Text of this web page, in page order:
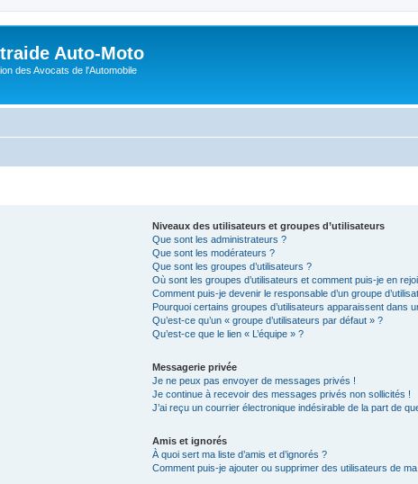
Auto-Moto
des Avocats de l'Automobile
Niveaux des utilisateurs et groupes d’utilisateurs
Que sont les administrateurs ?
Que sont les modérateurs ?
Que sont les groupes d’utilisateurs ?
Où sont les groupes d’utilisateurs et comment puis-je en
Comment puis-je devenir le responsable d’un groupe
Pourquoi certains groupes d’utilisateurs apparaissent dans
Qu’est-ce qu’un « groupe d’utilisateurs par défaut » ?
Qu’est-ce que le lien « L’équipe » ?
Messagerie privée
Je ne peux pas envoyer de messages privés !
Je continue à recevoir des messages privés non sollicités !
J’ai reçu un courrier électronique indésirable de la part de
Amis et ignorés
À quoi sert ma liste d’amis et d’ignorés ?
Comment puis-je ajouter ou supprimer des utilisateurs de ma